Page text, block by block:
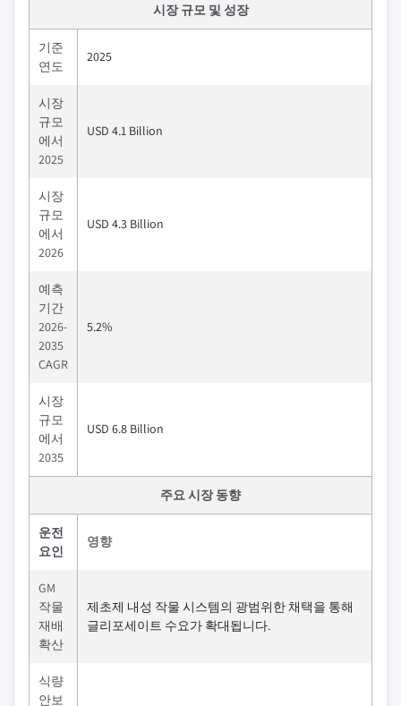
시장 규모 및 성장
기준
연도
2025
시장
규모
에서
2025
USD 4.1 Billion
시장
규모
에서
2026
USD 4.3 Billion
예측
기간
2026-
2035
CAGR
5.2%
시장
규모
에서
2035
USD 6.8 Billion
주요 시장 동향
운전
요인
영향
GM
작물
재배
확산
제초제 내성 작물 시스템의 광범위한 채택을 통해
글리포세이트 수요가 확대됩니다.
식량
안보